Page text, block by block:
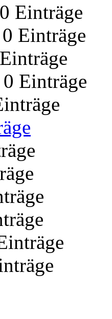
0 Einträge
0 Einträge
0 Einträge